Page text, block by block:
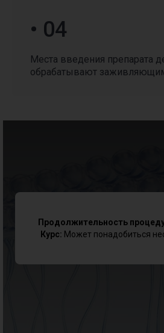
• 04
Места введения препарата
обрабатывают
Продолжительность
Курс: Может понадобиться
специальными предложениями,
для этого жмите кнопку